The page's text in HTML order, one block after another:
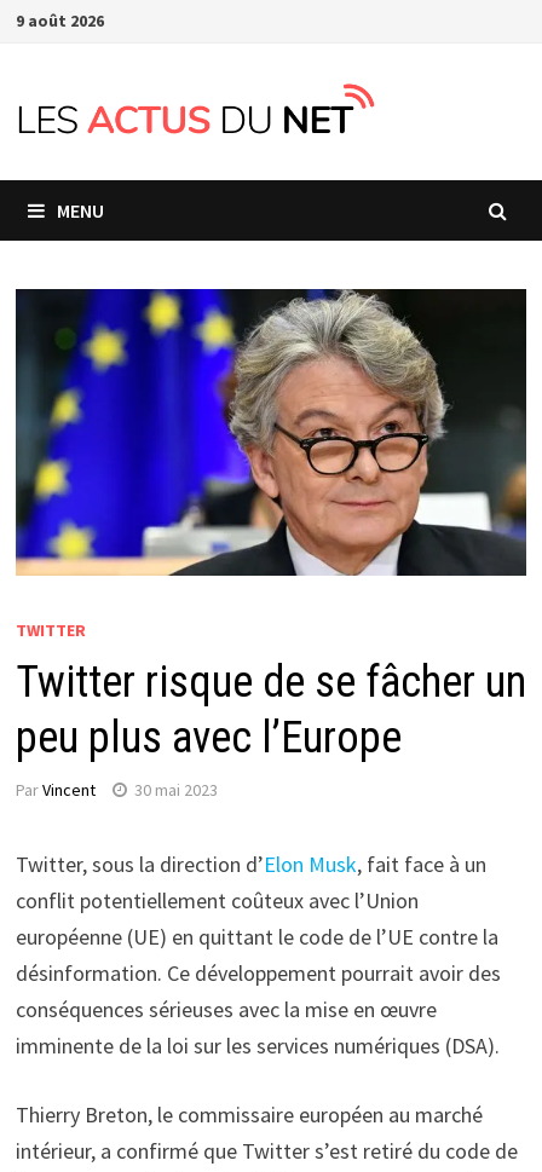
Passer
9 août 2026
MENU
TWITTER
Twitter risque de se fâcher un
peu plus avec l’Europe
ParVincent 30 mai 2023
Twitter, sous la direction d’Elon Musk, fait face à un
conflit potentiellement coûteux avec l’Union
européenne (UE) en quittant le code de l’UE contre la
désinformation. Ce développement pourrait avoir des
conséquences sérieuses avec la mise en œuvre
imminente de la loi sur les services numériques (DSA).
Thierry Breton, le commissaire européen au marché
intérieur, a confirmé que Twitter s’est retiré du code de